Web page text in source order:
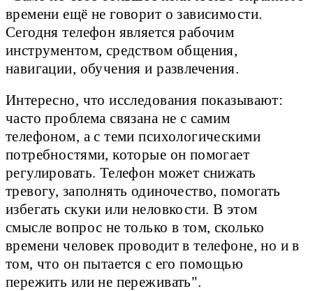
времени ещё не говорит о зависимости.
Сегодня телефон является рабочим
инструментом, средством общения,
навигации, обучения и развлечения.
Интересно, что исследования показывают:
часто проблема связана не с самим
телефоном, а с теми психологическими
потребностями, которые он помогает
регулировать. Телефон может снижать
тревогу, заполнять одиночество, помогать
избегать скуки или неловкости. В этом
смысле вопрос не только в том, сколько
времени человек проводит в телефоне, но и в
том, что он пытается с его помощью
пережить или не переживать".